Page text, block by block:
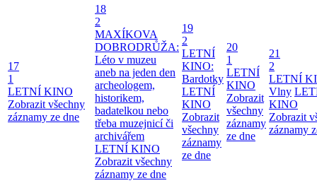
17
1
LETNÍ KINO
Zobrazit všechny
záznamy ze dne
18
2
MAXÍKOVA
DOBRODRŮŽA:
Léto v muzeu
aneb na jeden den
archeologem,
historikem,
badatelkou nebo
třeba muzejnicí či
archivářem
LETNÍ KINO
Zobrazit všechny
záznamy ze dne
19
2
LETNÍ
KINO:
Bardotky
LETNÍ
KINO
Zobrazit
všechny
záznamy
ze dne
20
1
LETNÍ
KINO
Zobrazit
všechny
záznamy
ze dne
21
2
LETNÍ
Vlny
KINO
Zobrazit
záznamy